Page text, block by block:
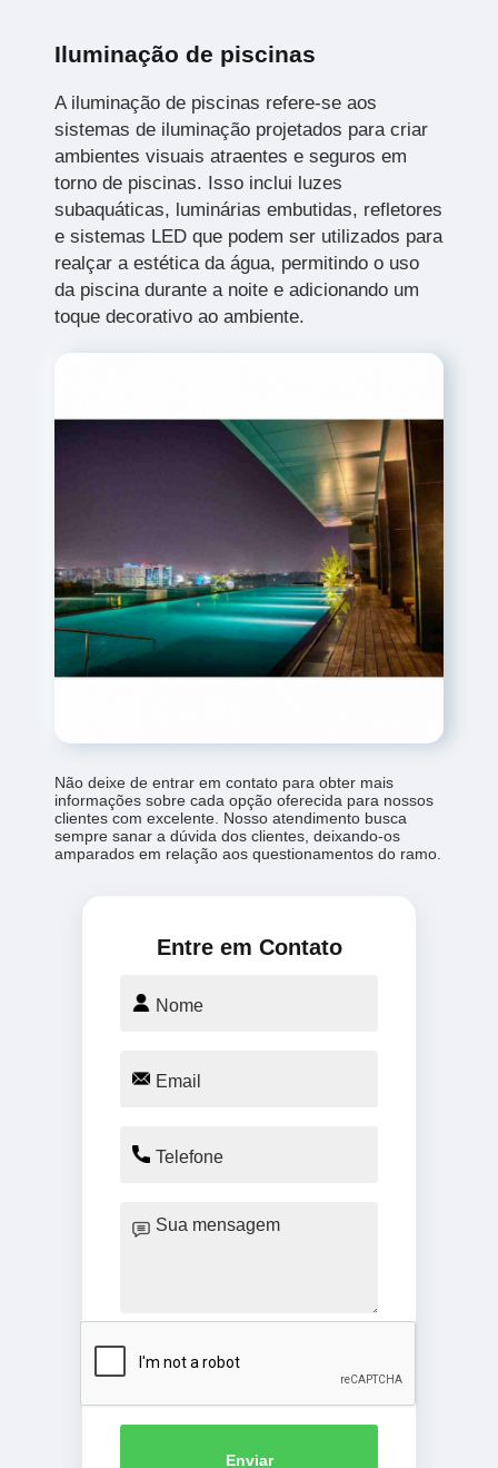
Iluminação de piscinas
A iluminação de piscinas refere-se aos
sistemas de iluminação projetados para criar
ambientes visuais atraentes e seguros em
torno de piscinas. Isso inclui luzes
subaquáticas, luminárias embutidas, refletores
e sistemas LED que podem ser utilizados para
realçar a estética da água, permitindo o uso
da piscina durante a noite e adicionando um
toque decorativo ao ambiente.
Não deixe de entrar em contato para obter mais
informações sobre cada opção oferecida para nossos
clientes com excelente. Nosso atendimento busca
sempre sanar a dúvida dos clientes, deixando-os
amparados em relação aos questionamentos do ramo.
Entre em Contato
Enviar